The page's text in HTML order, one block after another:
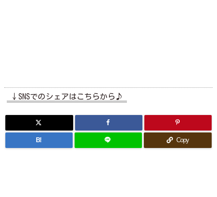
↓SNSでのシェアはこちらから♪
B! Copy